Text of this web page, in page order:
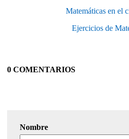
Matemáticas en el
Ejercicios de
0 COMENTARIOS
Nombre